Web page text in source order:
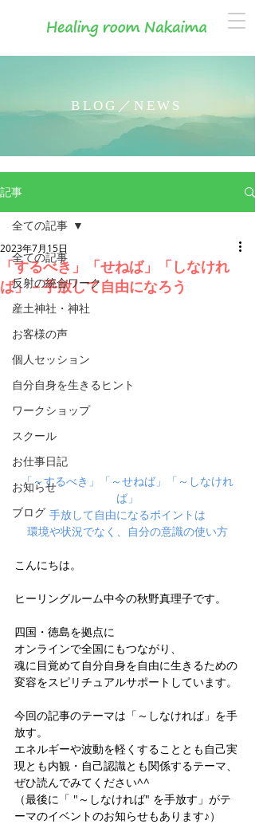
BLOG／NEWS
記事
全ての記事
反射の統合ワーク
産土神社・神社
お客様の声
個人セッション
自分自身を生きるヒント
ワークショップ
スクール
お仕事日記
お知らせ
ブログ
全ての記事
「するべき」「せねば」「しなけれ
ば」－手放して自由になろう
2023年7月15日
「～するべき」「～せねば」「～しなけれ
ば」
手放して自由になるポイントは
環境や状況でなく、自分の意識の使い方
こんにちは。
ヒーリングルーム中今の秋野真理子です。
四国・徳島を拠点に
オンラインで全国にもつながり、
魂に目覚めて自分自身を自由に生きるための
変容をスピリチュアルサポートしています。
今回の記事のテーマは「～しなければ」を手
放す。
エネルギーや波動を軽くすることとも自己実
現とも内観・自己認識とも関係するテーマ、
ぜひ読んでみてください^^
（最後に「 "～しなければ" を手放す」がテ
ーマのイベントのお知らせもあります♪）